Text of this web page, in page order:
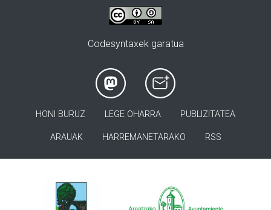
Codesyntaxek garatua
HONI BURUZ LEGE OHARRA PUBLIZITATEA
ARAUAK HARREMANETARAKO RSS